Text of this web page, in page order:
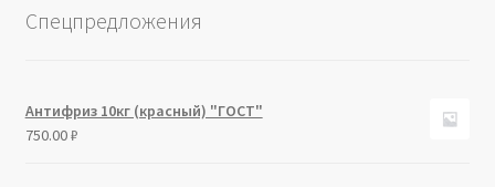
Спецпредложения
Антифриз 10кг (красный) "ГОСТ"
750.00₽